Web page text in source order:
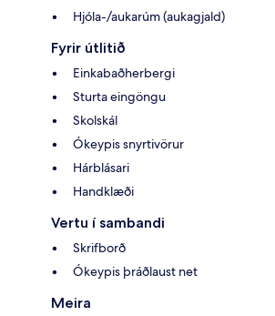
Hjóla-/aukarúm (aukagjald)
Fyrir útlitið
Einkabaðherbergi
Sturta eingöngu
Skolskál
Ókeypis snyrtivörur
Hárblásari
Handklæði
Vertu í sambandi
Skrifborð
Ókeypis þráðlaust net
Meira